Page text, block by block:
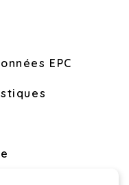
EPC